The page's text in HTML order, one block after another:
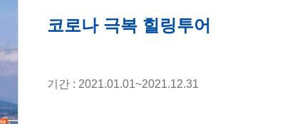
코로나 극복 힐링투어
기간 : 2021.01.01~2021.12.31